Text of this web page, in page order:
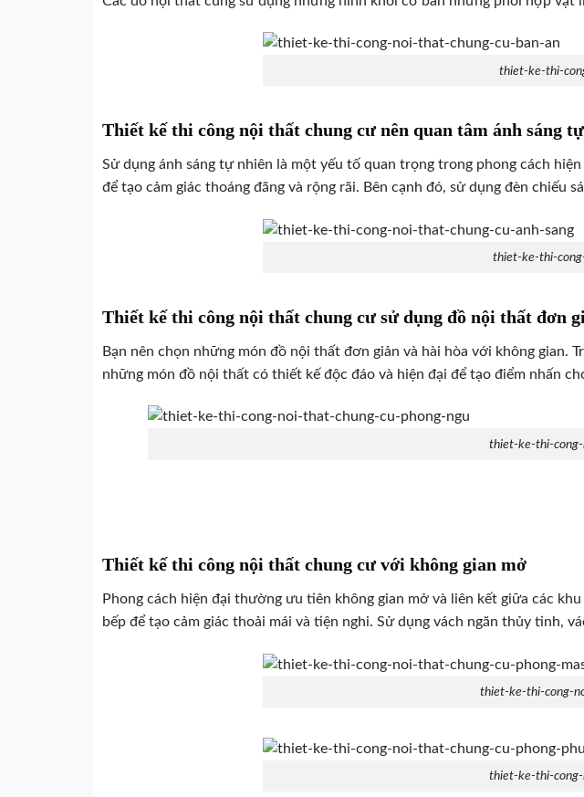
thiet-ke-thi-
Thiết kế thi công nội thất chung cư nên quan tâm ánh sáng
Sử dụng ánh sáng tự nhiên là một yếu tố quan trọng trong phong cách
để tạo cảm giác thoáng đãng và rộng rãi. Bên cạnh đó, sử dụng đèn chiếu
thiet-ke-thi-
Thiết kế thi công nội thất chung cư sử dụng đồ nội thất đơn
Bạn nên chọn những món đồ nội thất đơn giản và hài hòa với không gian.
những món đồ nội thất có thiết kế độc đáo và hiện đại để tạo điểm nhấn
thiet-ke-thi-
Thiết kế thi công nội thất chung cư với không gian mở
Phong cách hiện đại thường ưu tiên không gian mở và liên kết giữa các
bếp để tạo cảm giác thoải mái và tiện nghi. Sử dụng vách ngăn thủy tinh,
thiet-ke-thi-cong-
thiet-ke-thi-